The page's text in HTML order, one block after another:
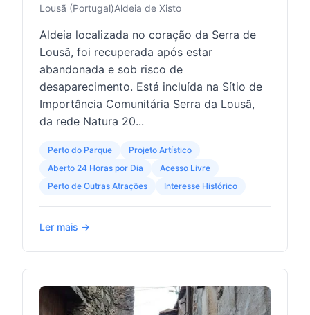
Lousã (Portugal)Aldeia de Xisto
Aldeia localizada no coração da Serra de
Lousã, foi recuperada após estar
abandonada e sob risco de
desaparecimento. Está incluída na Sítio de
Importância Comunitária Serra da Lousã,
da rede Natura 20...
Perto do Parque
Projeto Artístico
Aberto 24 Horas por Dia
Acesso Livre
Perto de Outras Atrações
Interesse Histórico
Ler mais →